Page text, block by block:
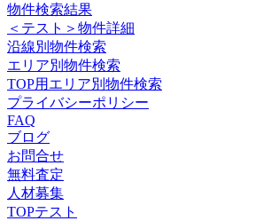
物件検索結果
＜テスト＞物件詳細
沿線別物件検索
エリア別物件検索
TOP用エリア別物件検索
プライバシーポリシー
FAQ
ブログ
お問合せ
無料査定
人材募集
TOPテスト